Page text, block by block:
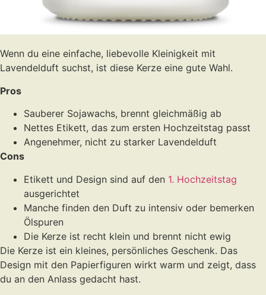
Wenn du eine einfache, liebevolle Kleinigkeit mit
Lavendelduft suchst, ist diese Kerze eine gute Wahl.
Pros
Sauberer Sojawachs, brennt gleichmäßig ab
Nettes Etikett, das zum ersten Hochzeitstag passt
Angenehmer, nicht zu starker Lavendelduft
Cons
Etikett und Design sind auf den 1. Hochzeitstag
ausgerichtet
Manche finden den Duft zu intensiv oder bemerken
Ölspuren
Die Kerze ist recht klein und brennt nicht ewig
Die Kerze ist ein kleines, persönliches Geschenk. Das
Design mit den Papierfiguren wirkt warm und zeigt, dass
du an den Anlass gedacht hast.